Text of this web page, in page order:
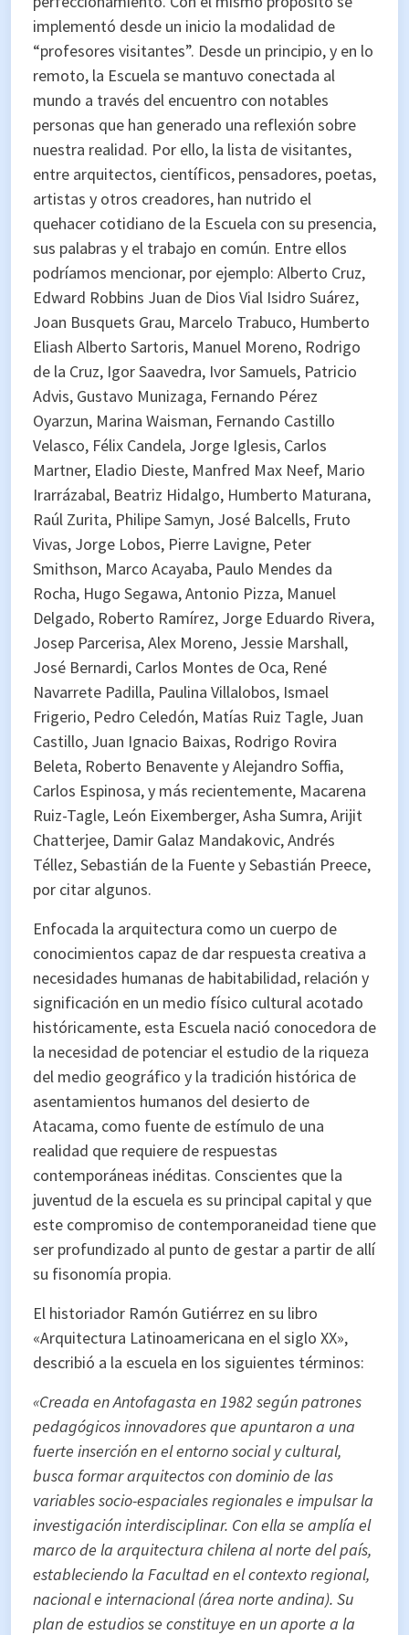
implementó desde un inicio la modalidad de
“profesores visitantes”. Desde un principio, y en lo
remoto, la Escuela se mantuvo conectada al
mundo a través del encuentro con notables
personas que han generado una reflexión sobre
nuestra realidad. Por ello, la lista de visitantes,
entre arquitectos, científicos, pensadores, poetas,
artistas y otros creadores, han nutrido el
quehacer cotidiano de la Escuela con su presencia,
sus palabras y el trabajo en común. Entre ellos
podríamos mencionar, por ejemplo: Alberto Cruz,
Edward Robbins Juan de Dios Vial Isidro Suárez,
Joan Busquets Grau, Marcelo Trabuco, Humberto
Eliash Alberto Sartoris, Manuel Moreno, Rodrigo
de la Cruz, Igor Saavedra, Ivor Samuels, Patricio
Advis, Gustavo Munizaga, Fernando Pérez
Oyarzun, Marina Waisman, Fernando Castillo
Velasco, Félix Candela, Jorge Iglesis, Carlos
Martner, Eladio Dieste, Manfred Max Neef, Mario
Irarrázabal, Beatriz Hidalgo, Humberto Maturana,
Raúl Zurita, Philipe Samyn, José Balcells, Fruto
Vivas, Jorge Lobos, Pierre Lavigne, Peter
Smithson, Marco Acayaba, Paulo Mendes da
Rocha, Hugo Segawa, Antonio Pizza, Manuel
Delgado, Roberto Ramírez, Jorge Eduardo Rivera,
Josep Parcerisa, Alex Moreno, Jessie Marshall,
José Bernardi, Carlos Montes de Oca, René
Navarrete Padilla, Paulina Villalobos, Ismael
Frigerio, Pedro Celedón, Matías Ruiz Tagle, Juan
Castillo, Juan Ignacio Baixas, Rodrigo Rovira
Beleta, Roberto Benavente y Alejandro Soffia,
Carlos Espinosa, y más recientemente, Macarena
Ruiz-Tagle, León Eixemberger, Asha Sumra, Arijit
Chatterjee, Damir Galaz Mandakovic, Andrés
Téllez, Sebastián de la Fuente y Sebastián Preece,
por citar algunos.
Enfocada la arquitectura como un cuerpo de
conocimientos capaz de dar respuesta creativa a
necesidades humanas de habitabilidad, relación y
significación en un medio físico cultural acotado
históricamente, esta Escuela nació conocedora de
la necesidad de potenciar el estudio de la riqueza
del medio geográfico y la tradición histórica de
asentamientos humanos del desierto de
Atacama, como fuente de estímulo de una
realidad que requiere de respuestas
contemporáneas inéditas. Conscientes que la
juventud de la escuela es su principal capital y que
este compromiso de contemporaneidad tiene que
ser profundizado al punto de gestar a partir de allí
su fisonomía propia.
El historiador Ramón Gutiérrez en su libro
«Arquitectura Latinoamericana en el siglo XX»,
describió a la escuela en los siguientes términos:
«Creada en Antofagasta en 1982 según patrones
pedagógicos innovadores que apuntaron a una
fuerte inserción en el entorno social y cultural,
busca formar arquitectos con dominio de las
variables socio-espaciales regionales e impulsar la
investigación interdisciplinar. Con ella se amplía el
marco de la arquitectura chilena al norte del país,
estableciendo la Facultad en el contexto regional,
nacional e internacional (área norte andina). Su
plan de estudios se constituye en un aporte a la